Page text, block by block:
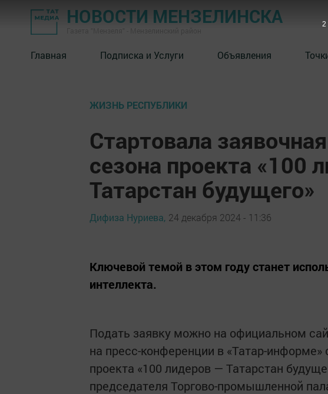
НОВОСТИ МЕНЗЕЛИНСКА
Главная Подписка и Услуги Объявления
ЖИЗНЬ РЕСПУБЛИКИ
Стартовала
сезона проекта «100
Татарстан будущего»
Дифиза Нуриева, 24 декабря 2024 - 11:36
Ключевой темой в этом году станет
интеллекта.
Подать заявку можно на официальном
на пресс-конференции в «Татар-
проекта «100 лидеров — Татарстан
председателя Торгово-промышленной
2